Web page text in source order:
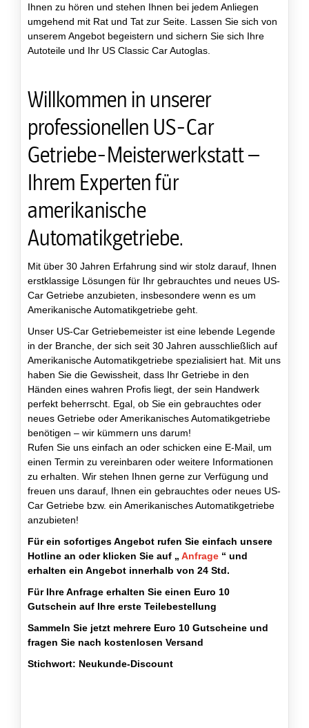
Ihnen zu hören und stehen Ihnen bei jedem Anliegen
umgehend mit Rat und Tat zur Seite. Lassen Sie sich von
unserem Angebot begeistern und sichern Sie sich Ihre
Autoteile und Ihr US Classic Car Autoglas.
Willkommen in unserer
professionellen US-Car
Getriebe-Meisterwerkstatt –
Ihrem Experten für
amerikanische
Automatikgetriebe.
Mit über 30 Jahren Erfahrung sind wir stolz darauf, Ihnen
erstklassige Lösungen für Ihr gebrauchtes und neues US-
Car Getriebe anzubieten, insbesondere wenn es um
Amerikanische Automatikgetriebe geht.
Unser US-Car Getriebemeister ist eine lebende Legende
in der Branche, der sich seit 30 Jahren ausschließlich auf
Amerikanische Automatikgetriebe spezialisiert hat. Mit uns
haben Sie die Gewissheit, dass Ihr Getriebe in den
Händen eines wahren Profis liegt, der sein Handwerk
perfekt beherrscht. Egal, ob Sie ein gebrauchtes oder
neues Getriebe oder Amerikanisches Automatikgetriebe
benötigen – wir kümmern uns darum!
Rufen Sie uns einfach an oder schicken eine E-Mail, um
einen Termin zu vereinbaren oder weitere Informationen
zu erhalten. Wir stehen Ihnen gerne zur Verfügung und
freuen uns darauf, Ihnen ein gebrauchtes oder neues US-
Car Getriebe bzw. ein Amerikanisches Automatikgetriebe
anzubieten!
Für ein sofortiges Angebot rufen Sie einfach unsere
Hotline an oder klicken Sie auf „Anfrage “ und
erhalten ein Angebot innerhalb von 24 Std.
Für Ihre Anfrage erhalten Sie einen Euro 10
Gutschein auf Ihre erste Teilebestellung
Sammeln Sie jetzt mehrere Euro 10 Gutscheine und
fragen Sie nach kostenlosen Versand
Stichwort: Neukunde-Discount